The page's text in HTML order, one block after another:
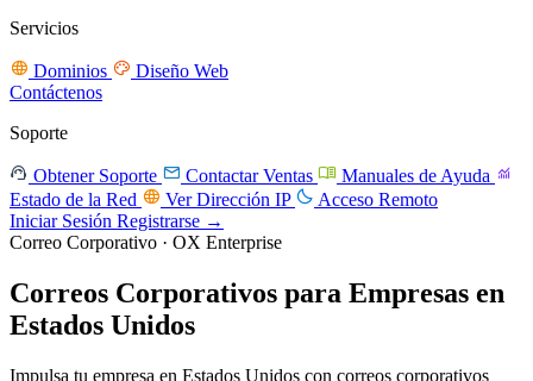
Servicios
 Dominios  Diseño Web
Contáctenos
Soporte
 Obtener Soporte  Contactar Ventas  Manuales de Ayuda 
Estado de la Red  Ver Dirección IP  Acceso Remoto
Iniciar Sesión Registrarse →
Correo Corporativo · OX Enterprise
Correos Corporativos para Empresas en
Estados Unidos
Impulsa tu empresa en Estados Unidos con correos corporativos